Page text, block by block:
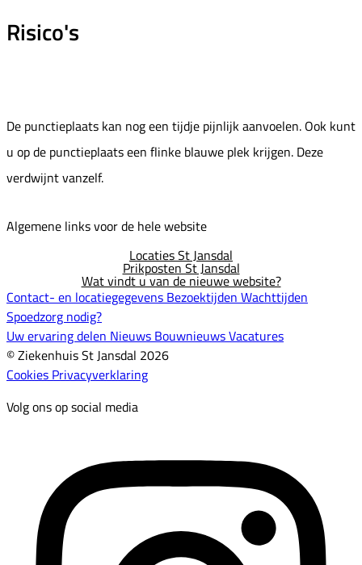
Risico's
De punctieplaats kan nog een tijdje pijnlijk aanvoelen. Ook kunt
u op de punctieplaats een flinke blauwe plek krijgen. Deze
verdwijnt vanzelf.
Algemene links voor de hele website
Locaties St Jansdal
Prikposten St Jansdal
Wat vindt u van de nieuwe website?
Contact- en locatiegegevens Bezoektijden Wachttijden
Spoedzorg nodig?
Uw ervaring delen Nieuws BouwnieuwsVacatures
© Ziekenhuis St Jansdal 2026
Cookies Privacyverklaring
Volg ons op social media